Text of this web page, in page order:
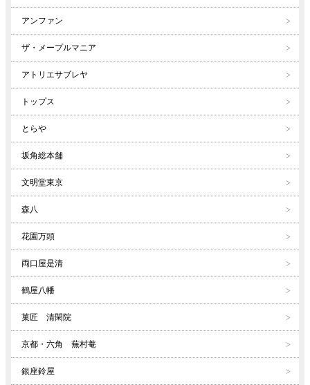
アンファン
ザ・メープルマニア
アトリエサブレヤ
トップス
とらや
坂角総本舗
文明堂東京
森八
花園万頭
両口屋是清
鶴屋八幡
菓匠 清閑院
京都・六角 蕪村菴
銀座鈴屋